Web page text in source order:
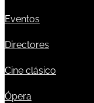
Eventos
Directores
Cine clásico
Ópera